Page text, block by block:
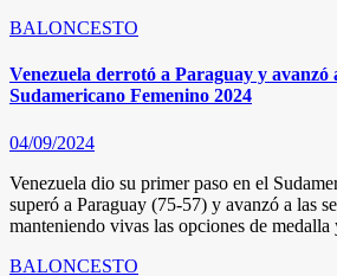
BALONCESTO
Venezuela derrotó a Paraguay y avanzó
Sudamericano Femenino 2024
04/09/2024
Venezuela dio su primer paso en el
superó a Paraguay (75-57) y avanzó a las
manteniendo vivas las opciones de
BALONCESTO